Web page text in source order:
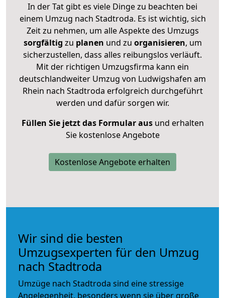
In der Tat gibt es viele Dinge zu beachten bei
einem Umzug nach Stadtroda. Es ist wichtig, sich
Zeit zu nehmen, um alle Aspekte des Umzugs
sorgfältig zu planen und zu organisieren, um
sicherzustellen, dass alles reibungslos verläuft.
Mit der richtigen Umzugsfirma kann ein
deutschlandweiter Umzug von Ludwigshafen am
Rhein nach Stadtroda erfolgreich durchgeführt
werden und dafür sorgen wir.
Füllen Sie jetzt das Formular ausund erhalten
Sie kostenlose Angebote
Kostenlose Angebote erhalten
Wir sind die besten
Umzugsexperten für den Umzug
nach Stadtroda
Umzüge nach Stadtroda sind eine stressige
Angelegenheit, besonders wenn sie über große